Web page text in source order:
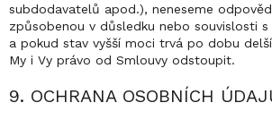
subdodavatelů apod.), neneseme
způsobenou v důsledku nebo souvislosti
a pokud stav vyšší moci trvá po dobu
My i Vy právo od Smlouvy odstoupit.
9. OCHRANA OSOBNÍCH